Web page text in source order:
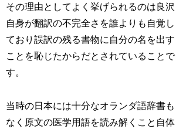
その理由としてよく挙げられるのは良沢
自身が翻訳の不完全さを誰よりも自覚し
ており誤訳の残る書物に自分の名を出す
ことを恥じたからだとされていることで
す。
当時の日本には十分なオランダ語辞書も
なく原文の医学用語を読み解くこと自体